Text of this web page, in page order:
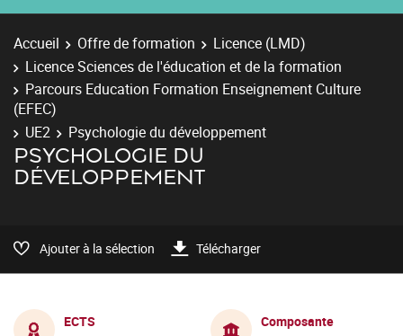
Accueil Offre de formation
Licence (LMD)
Licence Sciences de l'éducation et de la formation
Parcours Education Formation Enseignement Culture
(EFEC)
UE2
Psychologie du développement
PSYCHOLOGIE DU
DÉVELOPPEMENT
Ajouter à la sélection Télécharger
ECTS
Composante